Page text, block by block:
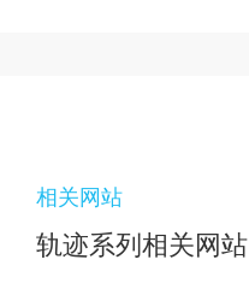
相关网站
轨迹系列相关网站